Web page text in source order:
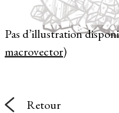
Pas d’illustration
macrovector)
Retour